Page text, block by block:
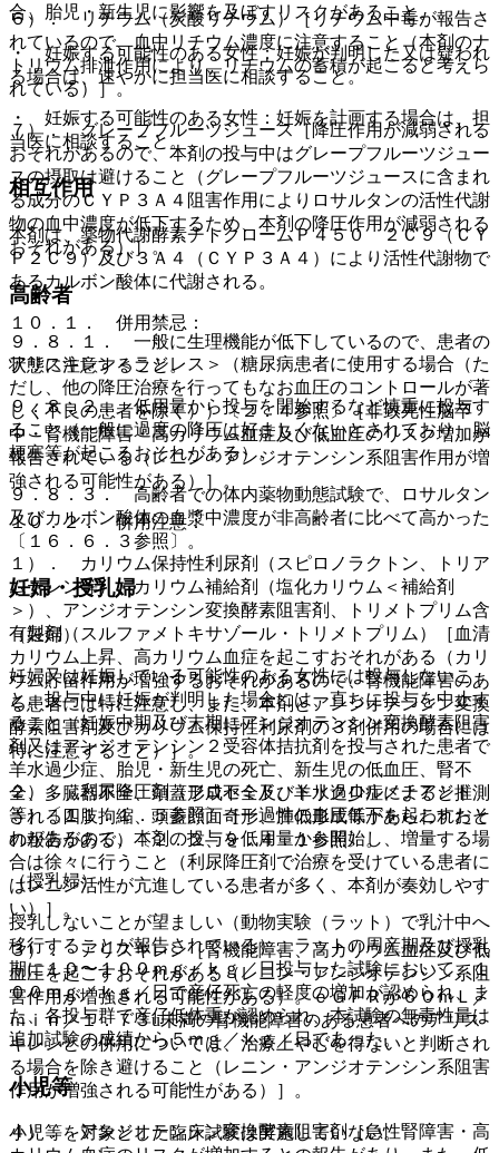
６）． リチウム（炭酸リチウム）［リチウム中毒が報告さ
れているので、血中リチウム濃度に注意すること（本剤のナ
トリウム排泄作用により、リチウムの蓄積が起こると考えら
れている）］。
７）． グレープフルーツジュース［降圧作用が減弱される
おそれがあるので、本剤の投与中はグレープフルーツジュー
スの摂取は避けること（グレープフルーツジュースに含まれ
る成分のＣＹＰ３Ａ４阻害作用によりロサルタンの活性代謝
物の血中濃度が低下するため、本剤の降圧作用が減弱される
おそれがある）］。
高齢者
９．８．１． 一般に生理機能が低下しているので、患者の
状態に注意すること。
９．８．２． 低用量から投与を開始するなど慎重に投与す
ること（一般に過度の降圧は好ましくないとされており、脳
梗塞等が起こるおそれがある）。
９．８．３． 高齢者での体内薬物動態試験で、ロサルタン
及びカルボン酸体の血漿中濃度が非高齢者に比べて高かった
〔１６．６．３参照〕。
妊婦・授乳婦
（妊婦）
妊婦又は妊娠している可能性のある女性には投与しないこ
と。投与中に妊娠が判明した場合には、直ちに投与を中止す
ること（妊娠中期及び末期にアンジオテンシン変換酵素阻害
剤又はアンジオテンシン２受容体拮抗剤を投与された患者で
羊水過少症、胎児・新生児の死亡、新生児の低血圧、腎不
全、多臓器不全、頭蓋形成不全及び羊水過少症によると推測
される四肢拘縮、頭蓋顔面奇形、肺低形成等があらわれたと
の報告がある）〔２．２、９．４．１参照〕。
（授乳婦）
授乳しないことが望ましい（動物実験（ラット）で乳汁中へ
移行することが報告されている）。ラットの周産期及び授乳
期に１０〜１００ｍｇ／ｋｇ／日投与した試験において、１
００ｍｇ／ｋｇ／日で産仔死亡の軽度の増加が認められ、ま
た、各投与群で産仔低体重が認められ、本試験の無毒性量は
追加試験の成績から５ｍｇ／ｋｇ／日であった。
小児等
小児等を対象とした臨床試験は実施していない。
合、胎児・新生児に影響を及ぼすリスクがあること。
・ 妊娠する可能性のある女性：妊娠が判明した又は疑われ
る場合は、速やかに担当医に相談すること。
・ 妊娠する可能性のある女性：妊娠を計画する場合は、担
当医に相談すること。
相互作用
本剤は、薬物代謝酵素チトクロームＰ４５０ ２Ｃ９（ＣＹ
Ｐ２Ｃ９）及び３Ａ４（ＣＹＰ３Ａ４）により活性代謝物で
あるカルボン酸体に代謝される。
１０．１． 併用禁忌：
アリスキレン＜ラジレス＞（糖尿病患者に使用する場合（た
だし、他の降圧治療を行ってもなお血圧のコントロールが著
しく不良の患者を除く））〔２．４参照〕［非致死性脳卒
中・腎機能障害・高カリウム血症及び低血圧のリスク増加が
報告されている（レニン・アンジオテンシン系阻害作用が増
強される可能性がある）］。
１０．２． 併用注意：
１）． カリウム保持性利尿剤（スピロノラクトン、トリア
ムテレン等）、カリウム補給剤（塩化カリウム＜補給剤
＞）、アンジオテンシン変換酵素阻害剤、トリメトプリム含
有製剤（スルファメトキサゾール・トリメトプリム）［血清
カリウム上昇、高カリウム血症を起こすおそれがある（カリ
ウム貯留作用が増強するおそれがあるので、腎機能障害のあ
る患者には特に注意し、また、本剤とアンジオテンシン変換
酵素阻害剤及びカリウム保持性利尿剤の３剤併用の場合には
特に注意すること）］。
２）． 利尿降圧剤（フロセミド、トリクロルメチアジド
等）〔１１．１．５参照〕［一過性の血圧低下を起こすおそ
れがあるので、本剤の投与を低用量から開始し、増量する場
合は徐々に行うこと（利尿降圧剤で治療を受けている患者に
はレニン活性が亢進している患者が多く、本剤が奏効しやす
い）］。
３）． アリスキレン［腎機能障害、高カリウム血症及び低
血圧を起こすおそれがある（レニン・アンジオテンシン系阻
害作用が増強される可能性がある）。ｅＧＦＲが６０ｍＬ／
ｍｉｎ／１．７３u未満の腎機能障害のある患者へのアリス
キレンとの併用については、治療上やむを得ないと判断され
る場合を除き避けること（レニン・アンジオテンシン系阻害
作用が増強される可能性がある）］。
４）． アンジオテンシン変換酵素阻害剤［急性腎障害・高